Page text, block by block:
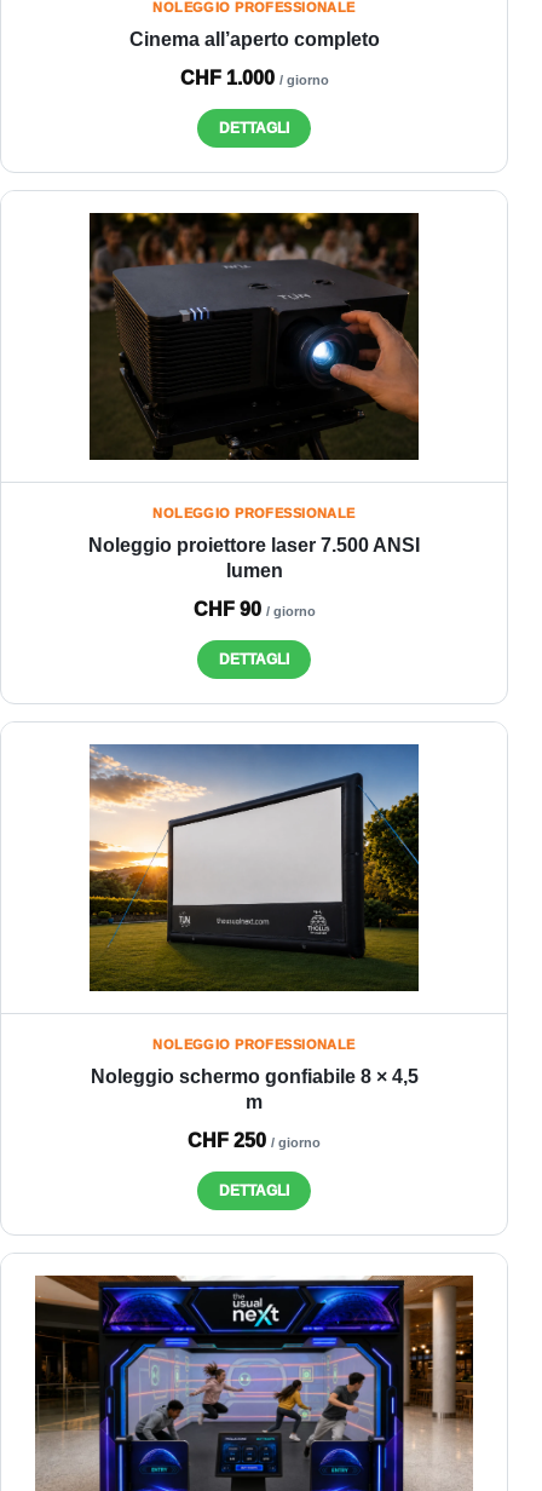
NOLEGGIO PROFESSIONALE
Cinema all’aperto completo
CHF 1.000 / giorno
DETTAGLI
NOLEGGIO PROFESSIONALE
Noleggio proiettore laser 7.500 ANSI
lumen
CHF 90 / giorno
DETTAGLI
NOLEGGIO PROFESSIONALE
Noleggio schermo gonfiabile 8 × 4,5
m
CHF 250 / giorno
DETTAGLI